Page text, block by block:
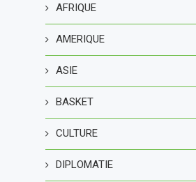
AFRIQUE
AMERIQUE
ASIE
BASKET
CULTURE
DIPLOMATIE